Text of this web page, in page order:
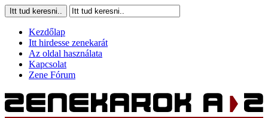
Kezdőlap
Itt hirdesse zenekarát
Az oldal használata
Kapcsolat
Zene Fórum